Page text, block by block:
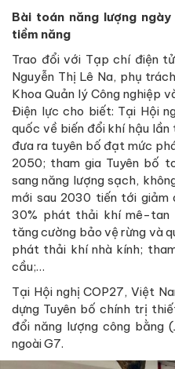
Bài toán năng lượng
tiềm năng
Trao đổi với Tạp chí điện
Nguyễn Thị Lê Na, phụ
Khoa Quản lý Công nghiệp
Điện lực cho biết: Tại Hội
quốc về biến đổi khí hậu
đưa ra tuyên bố đạt mức
2050; tham gia Tuyên bố
sang năng lượng sạch,
mới sau 2030 tiến tới
30% phát thải khí mê-tan
tăng cường bảo vệ rừng và
phát thải khí nhà kính;
cầu;…
Tại Hội nghị COP27, Việt
dựng Tuyên bố chính trị
đổi năng lượng công bằng
ngoài G7.